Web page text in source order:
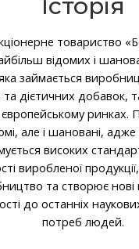
товариство
відомих і
займається
та дієтичних добавок,
європейському ринках.
але і шановані, адже
високих
виробленої
та створює нові
до останніх
потреб людей.